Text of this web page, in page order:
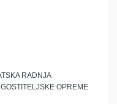
RADNJA
OPREME